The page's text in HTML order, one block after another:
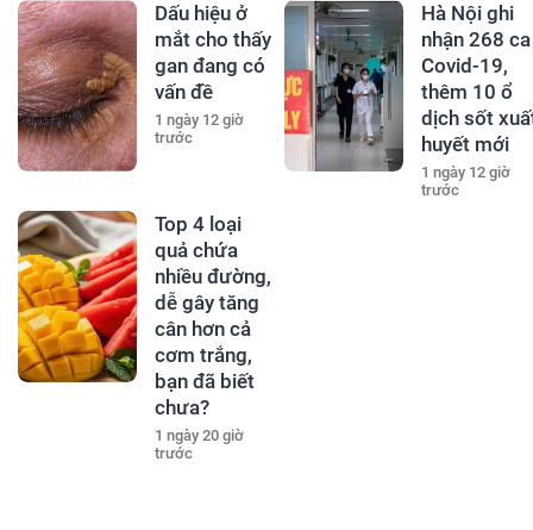
Dấu hiệu ở
mắt cho thấy
gan đang có
vấn đề
1 ngày 12 giờ
trước
Hà Nội ghi
nhận 268 ca
Covid-19,
thêm 10 ổ
dịch sốt
huyết mới
1 ngày 12 giờ
trước
Top 4 loại
quả chứa
nhiều đường,
dễ gây tăng
cân hơn cả
cơm trắng,
bạn đã biết
chưa?
1 ngày 20 giờ
trước